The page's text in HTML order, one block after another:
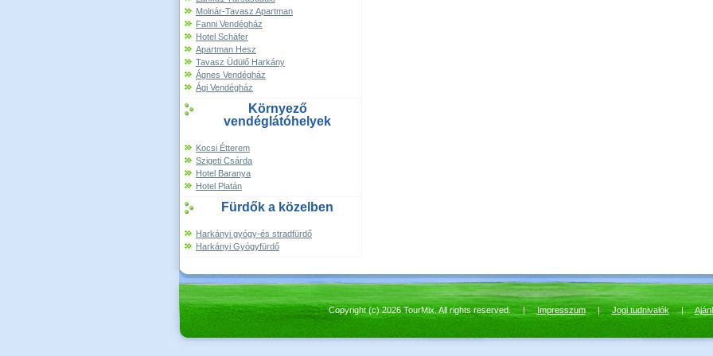
Molnár-Tavasz Apartman
Fanni Vendégház
Hotel Schäfer
Apartman Hesz
Tavasz Üdülő Harkány
Ágnes Vendégház
Ági Vendégház
Környező
vendéglátóhelyek
Kocsi Étterem
Szigeti Csárda
Hotel Baranya
Hotel Platán
Fürdők a közelben
Harkányi gyógy-és stradfürdő
Harkányi Gyógyfürdő
Copyright (c) 2026 TourMix. All rights reserved. |Impresszum|Jogi tudnivalók|